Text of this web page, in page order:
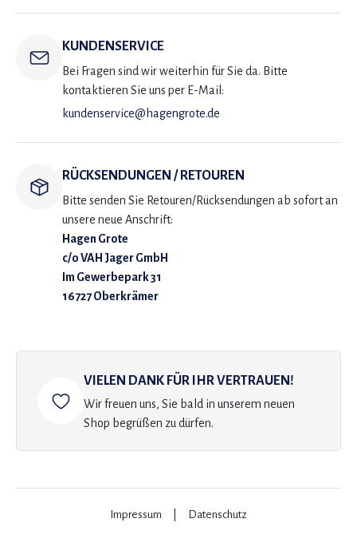
KUNDENSERVICE
Bei Fragen sind wir weiterhin für Sie da. Bitte
kontaktieren Sie uns per E-Mail:
kundenservice@hagengrote.de
RÜCKSENDUNGEN / RETOUREN
Bitte senden Sie Retouren/Rücksendungen ab sofort an
unsere neue Anschrift:
Hagen Grote
c/o VAH Jager GmbH
Im Gewerbepark 31
16727 Oberkrämer
VIELEN DANK FÜR IHR VERTRAUEN!
Wir freuen uns, Sie bald in unserem neuen
Shop begrüßen zu dürfen.
Impressum Datenschutz